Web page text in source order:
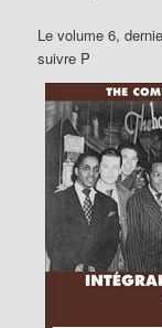
Le volume 6,
suivre P